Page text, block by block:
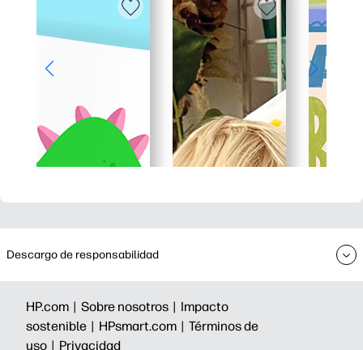
Descargo de responsabilidad
HP.com | Sobre nosotros | Impacto
sostenible | HPsmart.com | Términos de
uso | Privacidad